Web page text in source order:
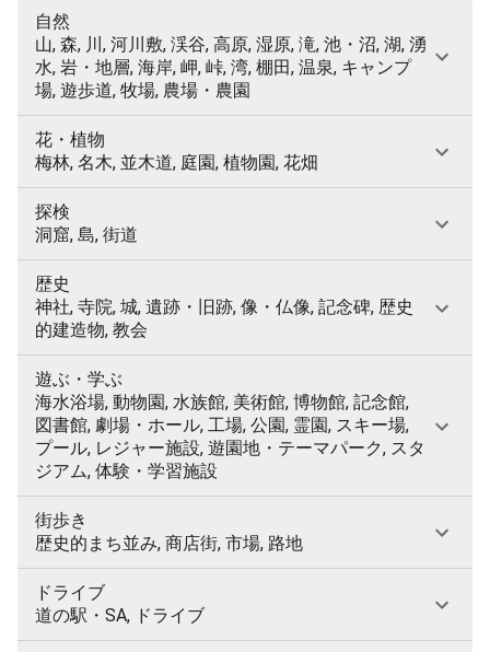
自然
山, 森, 川, 河川敷, 渓谷, 高原, 湿原, 滝, 池・沼, 湖, 湧
水, 岩・地層, 海岸, 岬, 峠, 湾, 棚田, 温泉, キャンプ
場, 遊歩道, 牧場, 農場・農園
花・植物
梅林, 名木, 並木道, 庭園, 植物園, 花畑
探検
洞窟, 島, 街道
歴史
神社, 寺院, 城, 遺跡・旧跡, 像・仏像, 記念碑, 歴史
的建造物, 教会
遊ぶ・学ぶ
海水浴場, 動物園, 水族館, 美術館, 博物館, 記念館,
図書館, 劇場・ホール, 工場, 公園, 霊園, スキー場,
プール, レジャー施設, 遊園地・テーマパーク, スタ
ジアム, 体験・学習施設
街歩き
歴史的まち並み, 商店街, 市場, 路地
ドライブ
道の駅・SA, ドライブ